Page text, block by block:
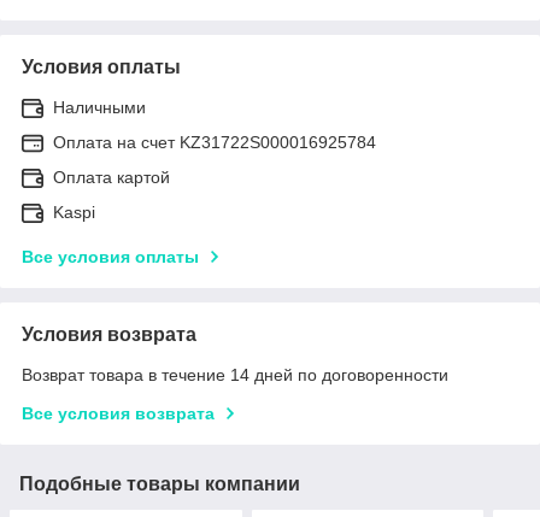
Условия оплаты
Наличными
Оплата на счет KZ31722S000016925784
Оплата картой
Kaspi
Все условия оплаты
Условия возврата
Возврат товара в течение 14 дней по договоренности
Все условия возврата
Подобные товары компании